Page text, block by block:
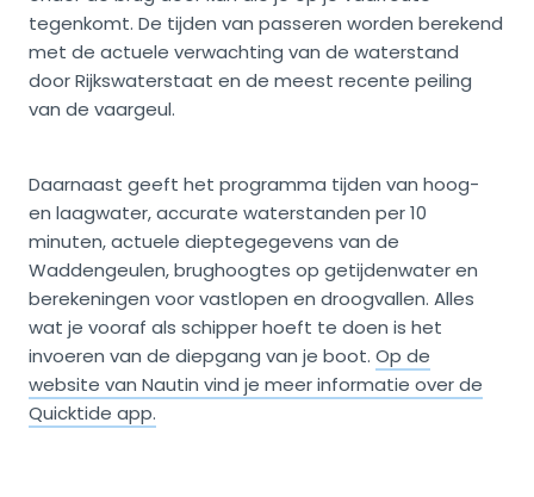
tegenkomt. De tijden van passeren worden berekend
met de actuele verwachting van de waterstand
door Rijkswaterstaat en de meest recente peiling
van de vaargeul.
Daarnaast geeft het programma tijden van hoog-
en laagwater, accurate waterstanden per 10
minuten, actuele dieptegegevens van de
Waddengeulen, brughoogtes op getijdenwater en
berekeningen voor vastlopen en droogvallen. Alles
wat je vooraf als schipper hoeft te doen is het
invoeren van de diepgang van je boot. Op de
website van Nautin vind je meer informatie over de
Quicktide app.